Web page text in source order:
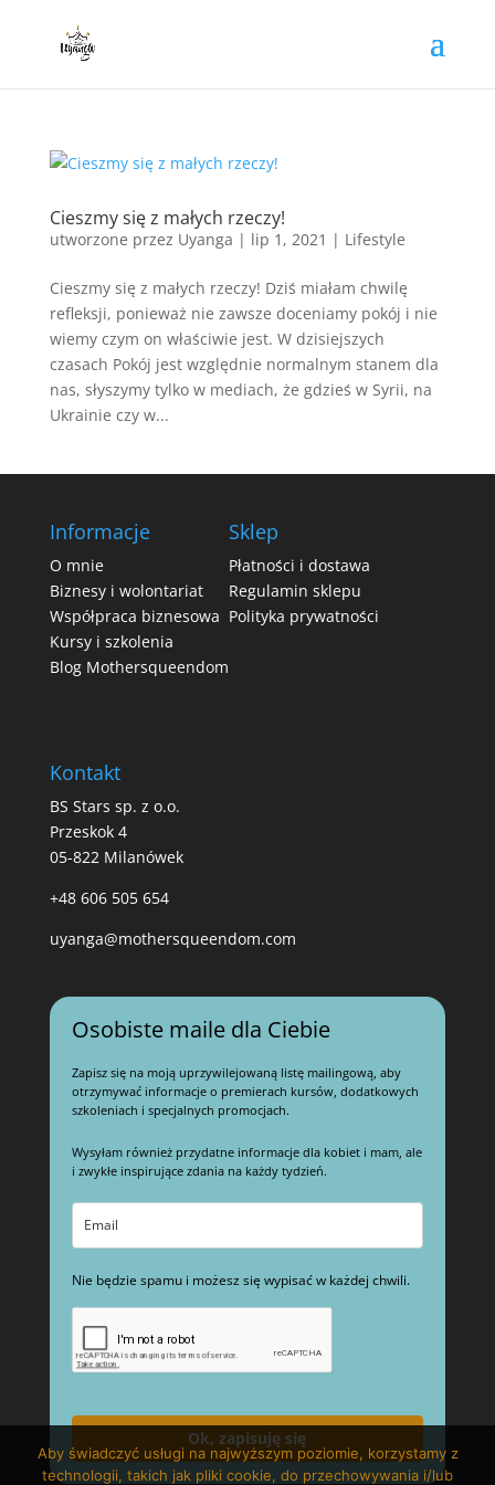
Cieszmy się z małych rzeczy!
utworzone przez Uyanga | lip 1, 2021 | Lifestyle
Cieszmy się z małych rzeczy! Dziś miałam chwilę
refleksji, ponieważ nie zawsze doceniamy pokój i nie
wiemy czym on właściwie jest. W dzisiejszych
czasach Pokój jest względnie normalnym stanem dla
nas, słyszymy tylko w mediach, że gdzieś w Syrii, na
Ukrainie czy w...
Informacje
O mnie
Biznesy i wolontariat
Współpraca biznesowa
Kursy i szkolenia
Blog Mothersqueendom
Sklep
Płatności i dostawa
Regulamin sklepu
Polityka prywatności
Kontakt
BS Stars sp. z o.o.
Przeskok 4
05-822 Milanówek
+48 606 505 654
uyanga@mothersqueendom.com
Osobiste maile dla Ciebie
Zapisz się na moją uprzywilejowaną listę mailingową, aby
otrzymywać informacje o premierach kursów, dodatkowych
szkoleniach i specjalnych promocjach.
Wysyłam również przydatne informacje dla kobiet i mam, ale
i zwykłe inspirujące zdania na każdy tydzień.
Nie będzie spamu i możesz się wypisać w każdej chwili.
Ok, zapisuję się
Aby świadczyć usługi na najwyższym poziomie, korzystamy z
technologii, takich jak pliki cookie, do przechowywania i/lub